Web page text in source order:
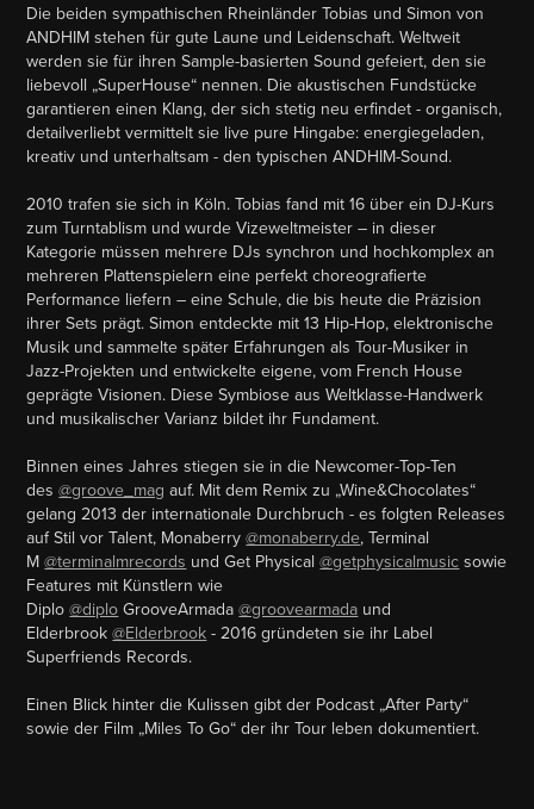
Die beiden sympathischen Rheinländer Tobias und Simon von
ANDHIM stehen für gute Laune und Leidenschaft. Weltweit
werden sie für ihren Sample-basierten Sound gefeiert, den sie
liebevoll „SuperHouse“ nennen. Die akustischen Fundstücke
garantieren einen Klang, der sich stetig neu erfindet - organisch,
detailverliebt vermittelt sie live pure Hingabe: energiegeladen,
kreativ und unterhaltsam - den typischen ANDHIM-Sound.
2010 trafen sie sich in Köln. Tobias fand mit 16 über ein DJ-Kurs
zum Turntablism und wurde Vizeweltmeister – in dieser
Kategorie müssen mehrere DJs synchron und hochkomplex an
mehreren Plattenspielern eine perfekt choreografierte
Performance liefern – eine Schule, die bis heute die Präzision
ihrer Sets prägt. Simon entdeckte mit 13 Hip-Hop, elektronische
Musik und sammelte später Erfahrungen als Tour-Musiker in
Jazz-Projekten und entwickelte eigene, vom French House
geprägte Visionen. Diese Symbiose aus Weltklasse-Handwerk
und musikalischer Varianz bildet ihr Fundament.
Binnen eines Jahres stiegen sie in die Newcomer-Top-Ten
des@groove_mag auf. Mit dem Remix zu „Wine&Chocolates“
gelang 2013 der internationale Durchbruch - es folgten Releases
auf Stil vor Talent, Monaberry@monaberry.de, Terminal
M@terminalmrecords und Get Physical@getphysicalmusic sowie
Features mit Künstlern wie
Diplo@diplo GrooveArmada@groovearmada und
Elderbrook@Elderbrook - 2016 gründeten sie ihr Label
Superfriends Records.
Einen Blick hinter die Kulissen gibt der Podcast „After Party“
sowie der Film „Miles To Go“ der ihr Tour leben dokumentiert.